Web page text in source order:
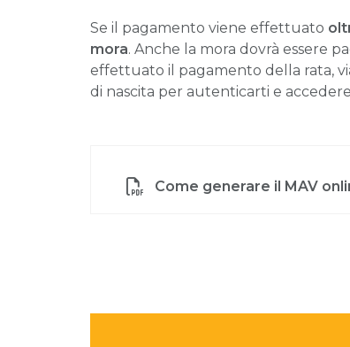
Se il pagamento viene effettuato
mora. Anche la mora dovrà essere
effettuato il pagamento della rata,
di nascita per autenticarti e
Come generare il MAV